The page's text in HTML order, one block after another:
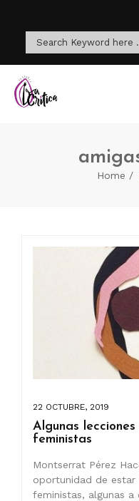
Home
22 OCTUBRE, 2019
Algunas
feministas
Montserrat Pérez
oportunidad de estar
feministas, algunas a